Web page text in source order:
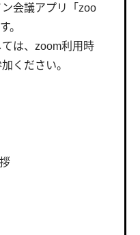
会議アプリ「zoo
。
は、zoom利用時
ください。